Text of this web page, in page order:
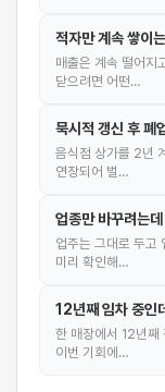
적자만 계속 쌓이
매출은 계속 떨어지
닫으려면 어떤…
묵시적 갱신 후 폐
음식점 상가를 2년
연장되어 벌…
업종만 바꾸려는
업주는 그대로 두고
미리 확인해…
12년째 임차 중인
한 매장에서 12년째
이번 기회에…